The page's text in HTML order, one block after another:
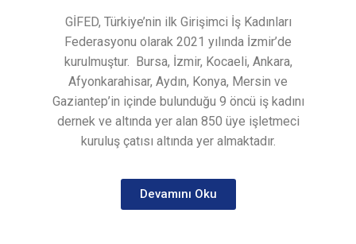
GİFED, Türkiye’nin ilk Girişimci İş Kadınları
Federasyonu olarak 2021 yılında İzmir’de
kurulmuştur. Bursa, İzmir, Kocaeli, Ankara,
Afyonkarahisar, Aydın, Konya, Mersin ve
Gaziantep’in içinde bulunduğu 9 öncü iş kadını
dernek ve altında yer alan 850 üye işletmeci
kuruluş çatısı altında yer almaktadır.
Devamını Oku